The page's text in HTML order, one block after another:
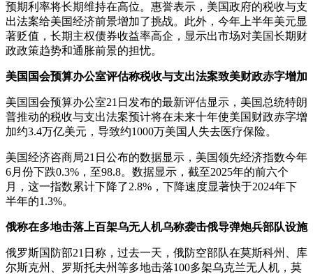
预期利率将长期维持在高位。惠誉表示，美国政府的税收与支
出法案给美国经济前景增加了挑战。此外，今年上半年美元显
著贬值，长期主权债券收益率高企，显示出市场对美国长期财
政政策趋势和通胀前景的担忧。
美国国会预算办公室评估称税收与支出法案致美财政赤字增加
美国国会预算办公室21日发布的最新评估显示，美国总统特朗
普推动的税收与支出法案预计将在未来十年使美国财政赤字增
加约3.4万亿美元，导致约1000万美国人失去医疗保险。
美国经济咨商局21日公布的数据显示，美国领先经济指数今年
6月份下跌0.3%，至98.8。数据显示，截至2025年的前六个
月，这一指数累计下降了2.8%，下降速度显著快于2024年下
半年的1.3%。
俄称在多地击落上百架乌无人机乌称袭击俄导弹炮兵部队设施
俄罗斯国防部21日称，过去一天，俄防空部队在莫斯科州、库
尔斯克州、罗斯托夫州等多地击落100多架乌克兰无人机，莫